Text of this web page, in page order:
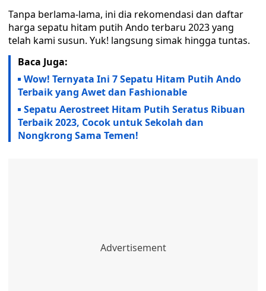
Tanpa berlama-lama, ini dia rekomendasi dan daftar
harga sepatu hitam putih Ando terbaru 2023 yang
telah kami susun. Yuk! langsung simak hingga tuntas.
Baca Juga:
Wow! Ternyata Ini 7 Sepatu Hitam Putih Ando
Terbaik yang Awet dan Fashionable
Sepatu Aerostreet Hitam Putih Seratus Ribuan
Terbaik 2023, Cocok untuk Sekolah dan
Nongkrong Sama Temen!